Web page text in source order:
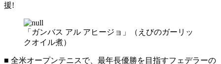
援!
「ガンバス アル アヒージョ」（えびのガーリッ
クオイル煮）
■ 全米オープンテニスで、最年長優勝を目指すフェデラーの